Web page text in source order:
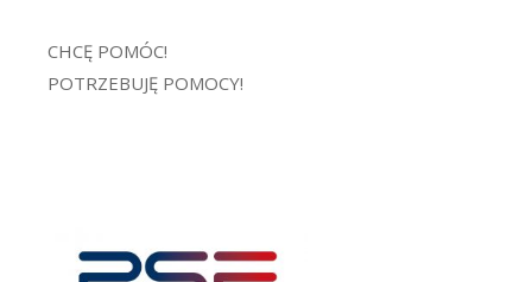
CHCĘ POMÓC!
POTRZEBUJĘ POMOCY!